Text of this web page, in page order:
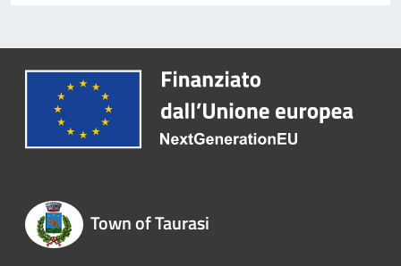
Town of Taurasi